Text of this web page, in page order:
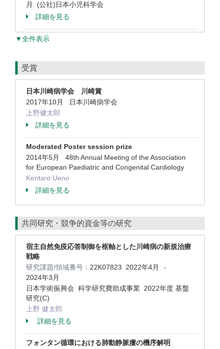
月 (公社)日本小児科学会
詳細を見る
▼全件表示
受賞
日本川崎病学会 川崎賞
2017年10月 日本川崎病学会
上野健太郎
詳細を見る
Moderated Poster session prize
2014年5月 48th Annual Meeting of the Association
for European Paediatric and Congenital Cardiology
Kentaro Ueno
詳細を見る
共同研究・競争的資金等の研究
宿主自然免疫応答制御を枢軸とした川崎病の新規治療
戦略
研究課題/領域番号： 22K07823 2022年4月 -
2024年3月
日本学術振興会 科学研究費助成事業 2022年度 基盤
研究(C)
上野 健太郎
詳細を見る
フォンタン循環における肺動静脈瘻の機序解明